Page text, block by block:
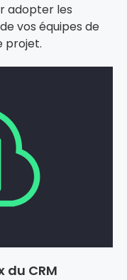
adopter les
vos équipes de
projet.
du CRM